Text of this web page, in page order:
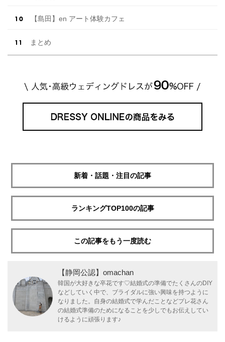
【島田】en アート体験カフェ
まとめ
新着・話題・注目の記事
ランキングTOP100の記事
この記事をもう一度読む
【静岡公認】omachan
韓国が大好きな卒花です♡結婚式の準備でたくさんのDIY
などしていく中で、ブライダルに強い興味を持つように
なりました。自身の結婚式で学んだことなどプレ花さん
の結婚式準備のためになることを少しでもお伝えしてい
けるように頑張ります♪